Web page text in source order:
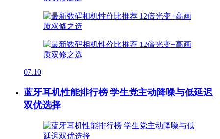
07.10
蓝牙耳机性能排行榜 学生党主动降噪与低延迟
双优选择